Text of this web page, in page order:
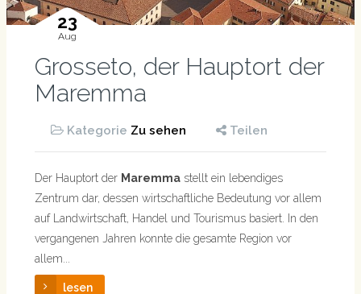
23
Aug
Grosseto, der Hauptort der
Maremma
Kategorie Zu sehen Teilen
Der Hauptort der Maremmastellt ein lebendiges
Zentrum dar, dessen wirtschaftliche Bedeutung vor allem
auf Landwirtschaft, Handel und Tourismus basiert. In den
vergangenen Jahren konnte die gesamte Region vor
allem...
lesen